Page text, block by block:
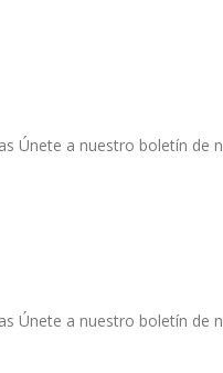
Únete a nuestro boletín de
Únete a nuestro boletín de